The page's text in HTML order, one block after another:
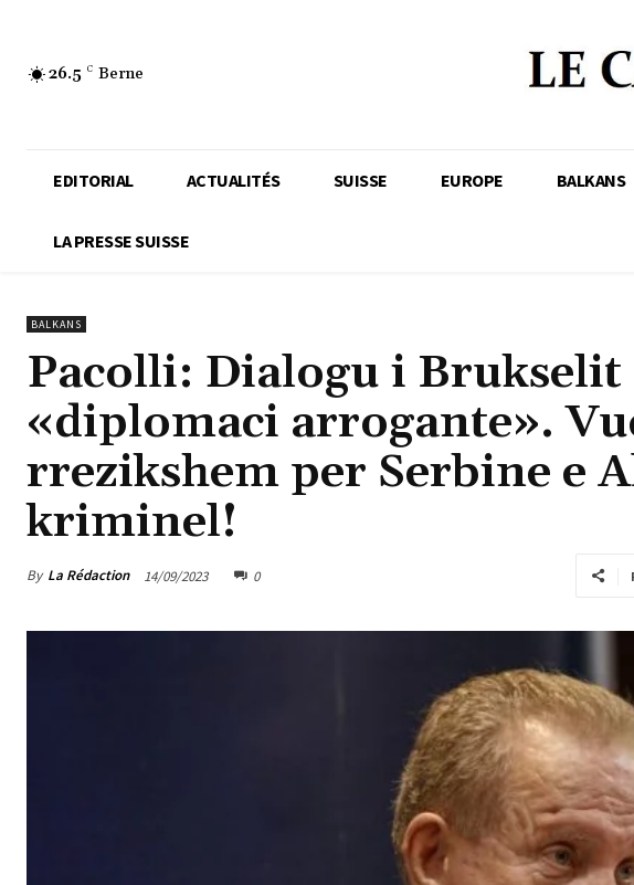
26.5 C Berne
EDITORIAL ACTUALITÉS SUISSE EUROPE BALKANS
LA PRESSE SUISSE
BALKANS
Pacolli: Dialogu i Brukselit
«diplomaci arrogante».
rrezikshem per Serbine e
kriminel!
By La Rédaction 14/09/2023 0